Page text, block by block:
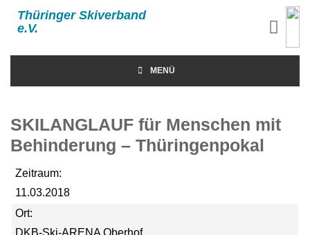
Thüringer Skiverband
e.V.
MENÜ
SKILANGLAUF für Menschen mit
Behinderung – Thüringenpokal
Zeitraum:
11.03.2018
Ort:
DKB-Ski-ARENA Oberhof